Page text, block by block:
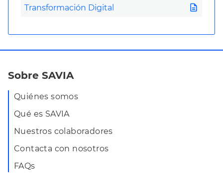
Transformación Digital description
Sobre SAVIA
Quiénes somos
Qué es SAVIA
Nuestros colaboradores
Contacta con nosotros
FAQs